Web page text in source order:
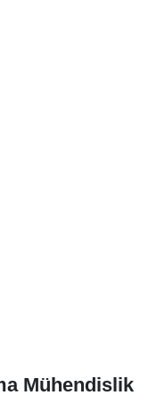
Mühendislik